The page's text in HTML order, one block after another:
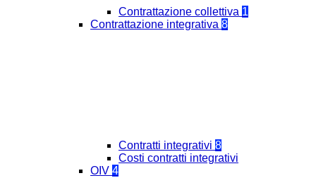
Contrattazione collettiva 1
Contrattazione integrativa 8
Contratti integrativi 8
Costi contratti integrativi
OIV 4